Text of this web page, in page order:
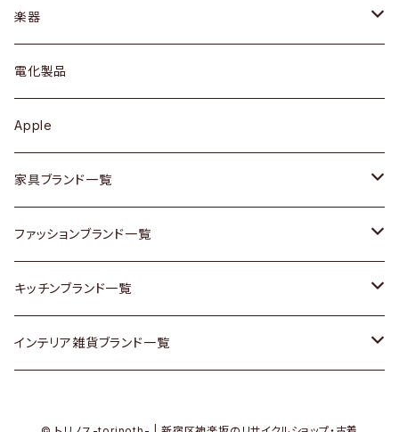
シェルフ
キュリオケース / 飾り棚
カップボード / 食器棚
チェスト
その他家具
Vintageヴィンテージ / Antiqueアンティーク
Designers / デザイナーズ
トップス
ワンピース
ボトムス
靴
スカーフ
腕時計
Vintage / ヴィンテージ
カトラリー
ケトル / ティーポット
鍋 / フライパン
Vintage / ヴィンテージ
銀製品
和物 / 作家物
その他キッチン雑貨
dahon
楽器
ギター
ベース
その他楽器
電化製品
Apple
家具ブランド一覧
ACME Furniture / アクメ ファニチャー
ACTUS / アクタス
arflex / アルフレックス
ファッションブランド一覧
agnes b / アニエス ベー
BALLY / バリー
キッチンブランド一覧
ARABIA / アラビア
インテリア雑貨ブランド一覧